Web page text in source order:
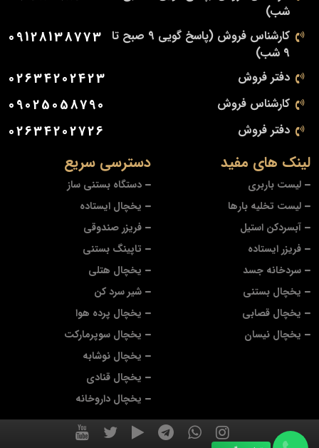
دسترسی سریع
دستگاه بستنی ساز
یخچال ایستاده
فریزر صندوقی
تاپینگ بستنی
یخچال هتلی
شیر سرد کن
یخچال پرده هوا
یخچال سوپرمارکت
یخچال نوشابه
یخچال قنادی
یخچال داروخانه
لینک های مفید
لیست باربری
لیست تخلیه بارها
آبسردکن استیل
فریزر ایستاده
سردخانه جسد
یخچال بستنی
یخچال قصابی
یخچال نیسان
شب)
کارشناس فروش (پاسخ گویی 9 صبح تا
9 شب)
09128138773
دفتر فروش 02634202423
کارشناس فروش 09025058790
دفتر فروش 02634202726